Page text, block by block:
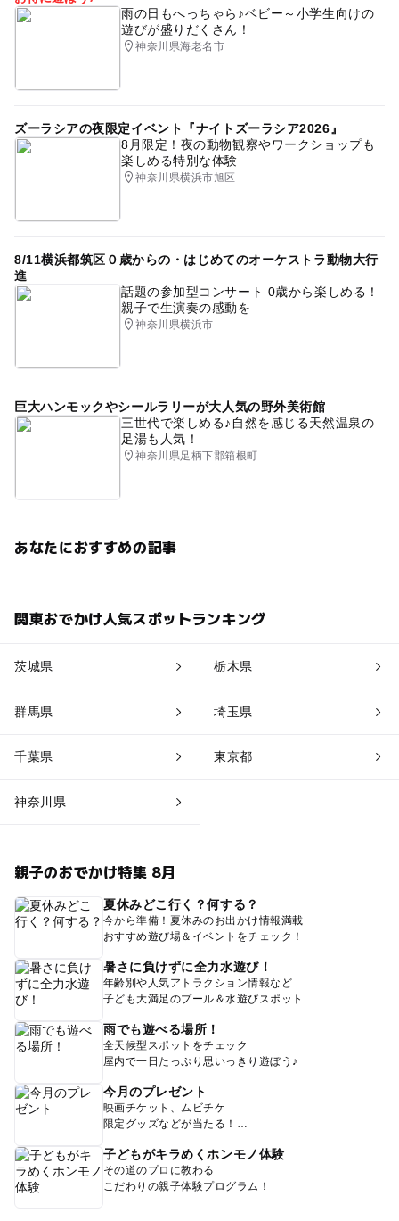
雨の日もへっちゃら♪ベビー～小学生向けの
遊びが盛りだくさん！
神奈川県海老名市
ズーラシアの夜限定イベント『ナイトズーラシア2026』
8月限定！夜の動物観察やワークショップも
楽しめる特別な体験
神奈川県横浜市旭区
8/11横浜都筑区０歳からの・はじめてのオーケストラ動物大行
進
話題の参加型コンサート 0歳から楽しめる！
親子で生演奏の感動を
神奈川県横浜市
巨大ハンモックやシールラリーが大人気の野外美術館
三世代で楽しめる♪自然を感じる天然温泉の
足湯も人気！
神奈川県足柄下郡箱根町
あなたにおすすめの記事
関東おでかけ人気スポットランキング
茨城県 栃木県
群馬県 埼玉県
千葉県 東京都
神奈川県
親子のおでかけ特集 8月
夏休みどこ行く？何する？
今から準備！夏休みのお出かけ情報満載
おすすめ遊び場＆イベントをチェック！
暑さに負けずに全力水遊び！
年齢別や人気アトラクション情報など
子ども大満足のプール＆水遊びスポット
雨でも遊べる場所！
全天候型スポットをチェック
屋内で一日たっぷり思いっきり遊ぼう♪
今月のプレゼント
映画チケット、ムビチケ
限定グッズなどが当たる！
子どもがキラめくホンモノ体験
その道のプロに教わる
こだわりの親子体験プログラム！